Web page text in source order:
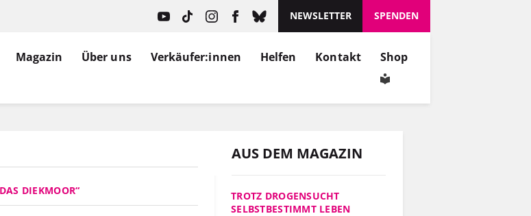
NEWSLETTER SPENDEN
Magazin Über uns Verkäufer:innen Helfen Kontakt Shop
DIEKMOOR“
AUS DEM MAGAZIN
TROTZ DROGENSUCHT
SELBSTBESTIMMT LEBEN